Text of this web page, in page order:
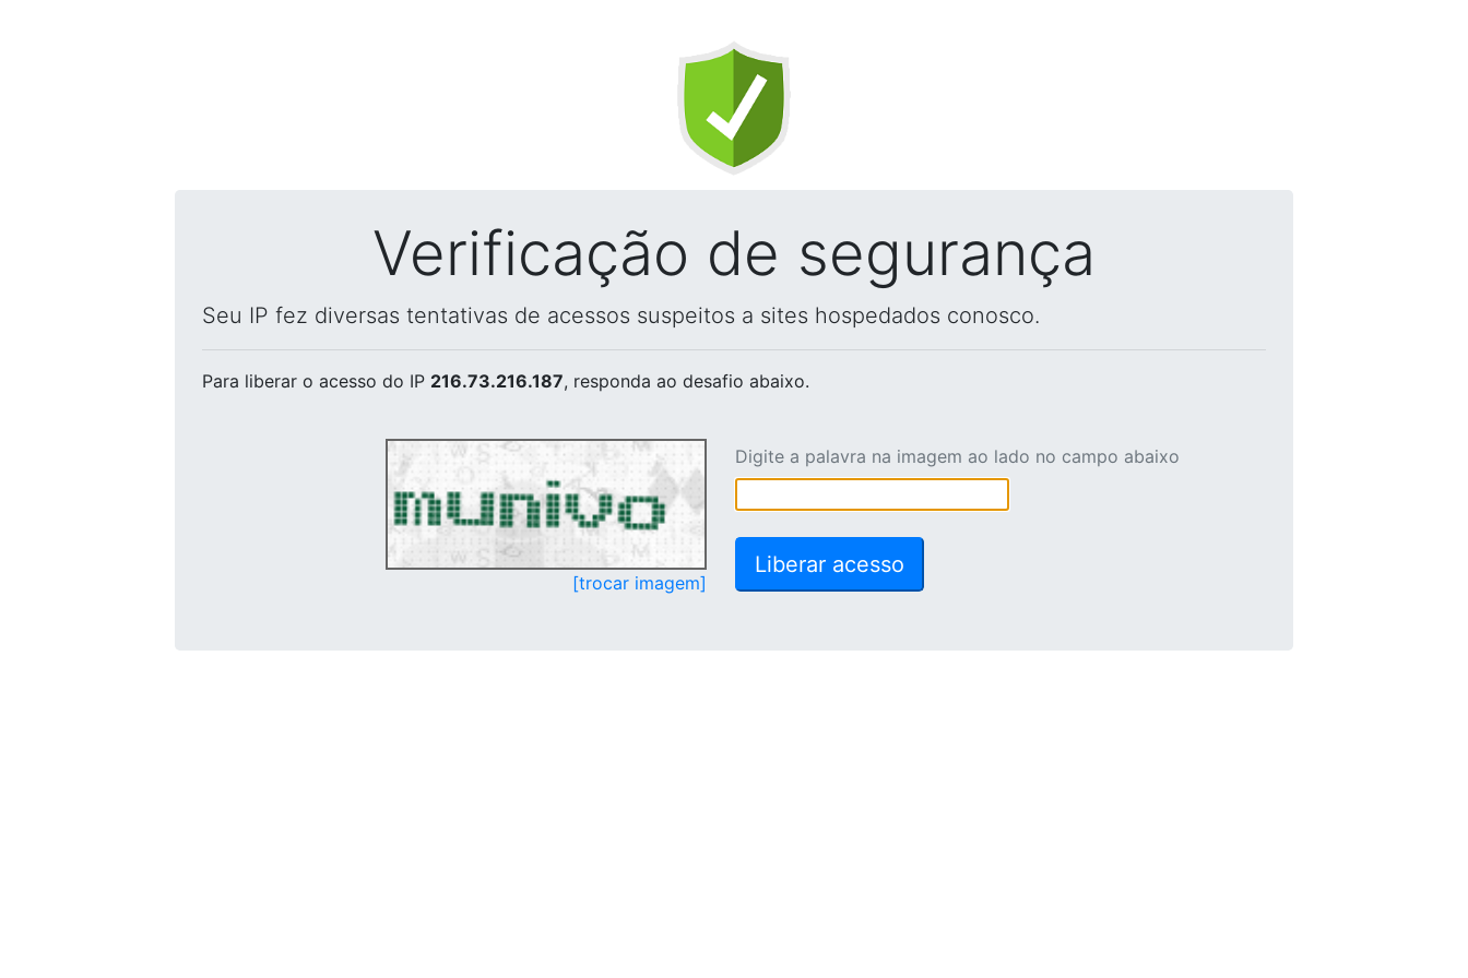
Verificação de segurança
Seu IP fez diversas tentativas de acessos suspeitos a sites hospedados conosco.
Para liberar o acesso do IP 216.73.216.187, responda ao desafio abaixo.
[trocar imagem]
Digite a palavra na imagem ao lado no campo abaixo